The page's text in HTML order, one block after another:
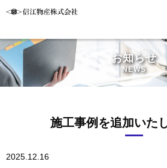
お知らせ
NEWS
施工事例を追加いた
2025.12.16